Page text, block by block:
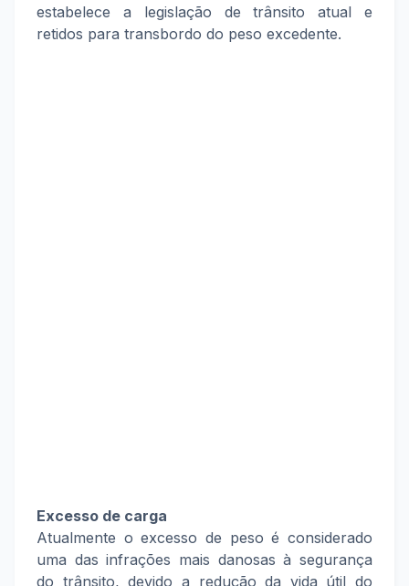
estabelece a legislação de trânsito atual e
retidos para transbordo do peso excedente.
Excesso de carga
Atualmente o excesso de peso é considerado
uma das infrações mais danosas à segurança
do trânsito, devido a redução da vida útil do